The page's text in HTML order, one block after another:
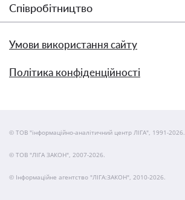
Співробітництво
Умови використання сайту
Політика конфіденційності
© ТОВ "інформаційно-аналітичний центр ЛІГА", 1991-2026.
© ТОВ "ЛІГА ЗАКОН", 2007-2026.
© Інформаційне агентство "ЛІГА:ЗАКОН", 2010-2026.